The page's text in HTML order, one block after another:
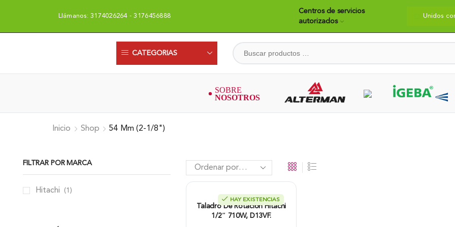
Llámanos: 3174026264 - 3176456888
Centros de servicios
autorizados
Unidos
CATEGORIAS
Inicio Shop 54 Mm (2-1/8")
HAY EXISTENCIAS
Taladro De Rotación Hitachi
1/2″ 710W, D13VF.
FILTRAR POR MARCA
Hitachi (1)